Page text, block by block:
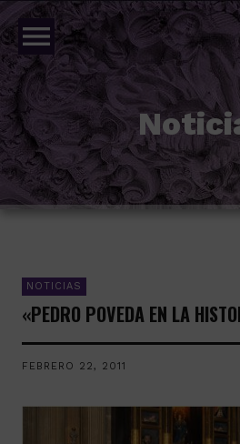
menu
NOTICIAS
«PEDRO POVEDA EN LA
FEBRERO 22, 2011